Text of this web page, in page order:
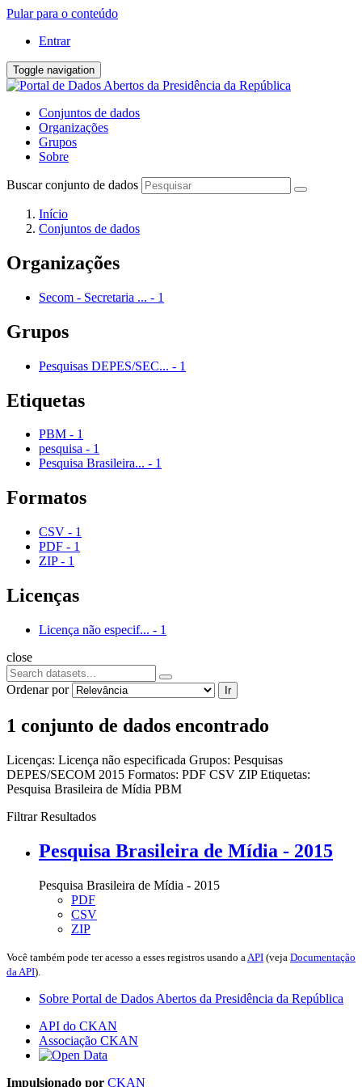
Pular para o conteúdo
Entrar
Toggle navigation
Conjuntos de dados
Organizações
Grupos
Sobre
Buscar conjunto de dados
Início
Conjuntos de dados
Organizações
Secom - Secretaria ... - 1
Grupos
Pesquisas DEPES/SEC... - 1
Etiquetas
PBM - 1
pesquisa - 1
Pesquisa Brasileira... - 1
Formatos
CSV - 1
PDF - 1
ZIP - 1
Licenças
Licença não especif... - 1
close
Ordenar por Ir
1 conjunto de dados encontrado
Licenças: Licença não especificada Grupos: Pesquisas
DEPES/SECOM 2015 Formatos: PDF CSV ZIPEtiquetas:
Pesquisa Brasileira de Mídia PBM
Filtrar Resultados
Pesquisa Brasileira de Mídia - 2015
Pesquisa Brasileira de Mídia - 2015
PDF
CSV
ZIP
Você também pode ter acesso a esses registros usando a API (veja Documentação
da API).
Sobre Portal de Dados Abertos da Presidência da República
API do CKAN
Associação CKAN
Impulsionado por CKAN